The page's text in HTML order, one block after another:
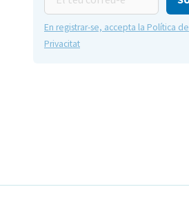
teu
correu-
e
En registrar-se, accepta la Política de
Privacitat